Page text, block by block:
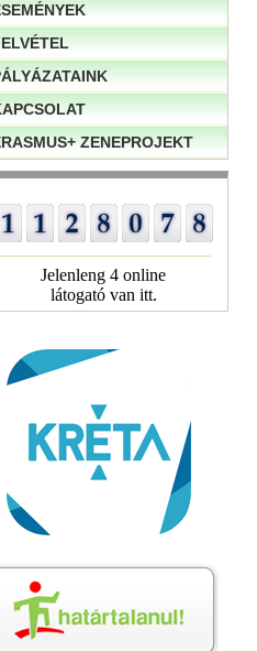
ZENEPROJEKT
Jelenleng 4 online
látogató van itt.